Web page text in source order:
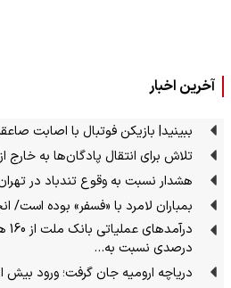
آخرین اخبار
ببینید| بازیکن فوتبال با اصابت
تلاش برای انتقال پادگان‌ها به خارج
هشدار نسبت به وقوع تندباد در
بمباران لامرد با «فسفر» بوده است/
درصدی نسبت به…
دریاچه ارومیه جان گرفت؛ ورود بیش از ۴.۵ میلیارد مترمکعب